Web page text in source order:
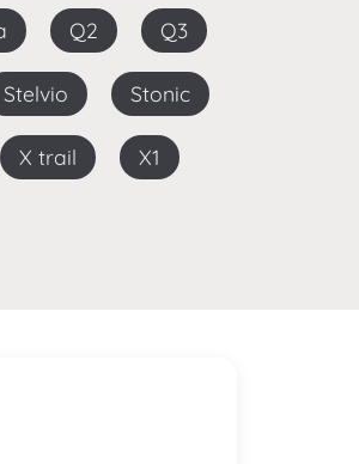
Q2 Q3
Stelvio Stonic
X trail X1